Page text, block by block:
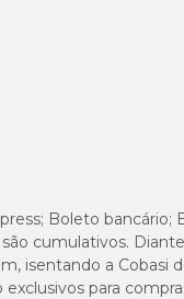
Boleto bancário;
cumulativos.
isentando a Cobasi
para